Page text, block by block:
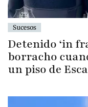
Sucesos
Detenido ‘in
borracho
un piso de